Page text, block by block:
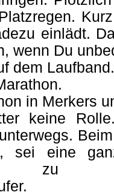
einlädt.
wenn Du
dem Laufband.
in Merkers
keine
sei eine
zu